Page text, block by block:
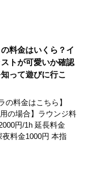
料金はいくら？イ
トが可愛いか確認
って遊びに行こ
の料金はこちら】
の場合】ラウンジ料
円/1h 延長料金
夜料金1000円 本指